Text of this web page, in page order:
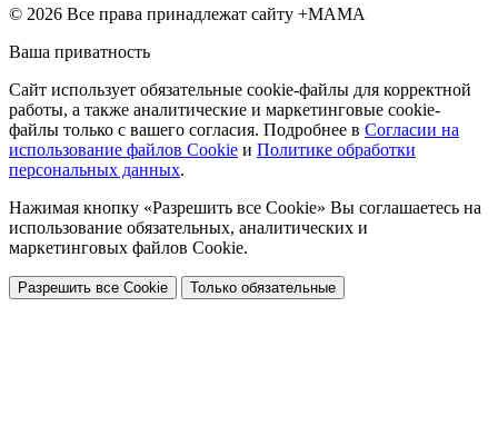
© 2026 Все права принадлежат сайту +МАМА
Ваша приватность
Сайт использует обязательные cookie-файлы для корректной
работы, а также аналитические и маркетинговые cookie-
файлы только с вашего согласия. Подробнее в Согласии на
использование файлов Cookie и Политике обработки
персональных данных.
Нажимая кнопку «Разрешить все Cookie» Вы соглашаетесь на
использование обязательных, аналитических и
маркетинговых файлов Cookie.
Разрешить все Cookie Только обязательные